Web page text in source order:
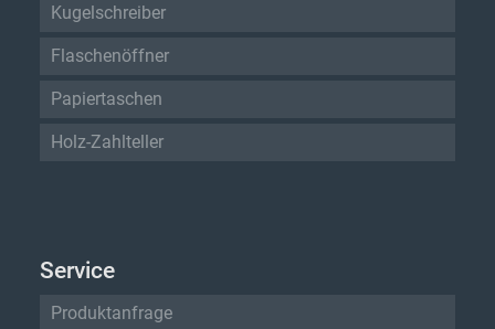
Kugelschreiber
Flaschenöffner
Papiertaschen
Holz-Zahlteller
Service
Produktanfrage